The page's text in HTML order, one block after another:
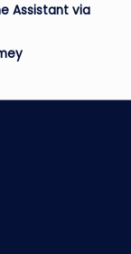
Assistant via